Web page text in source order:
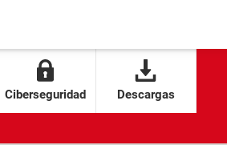
Ciberseguridad Descargas